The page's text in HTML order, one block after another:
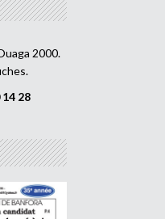
2000.
14 28